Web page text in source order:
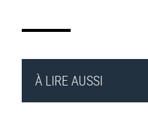
À LIRE AUSSI